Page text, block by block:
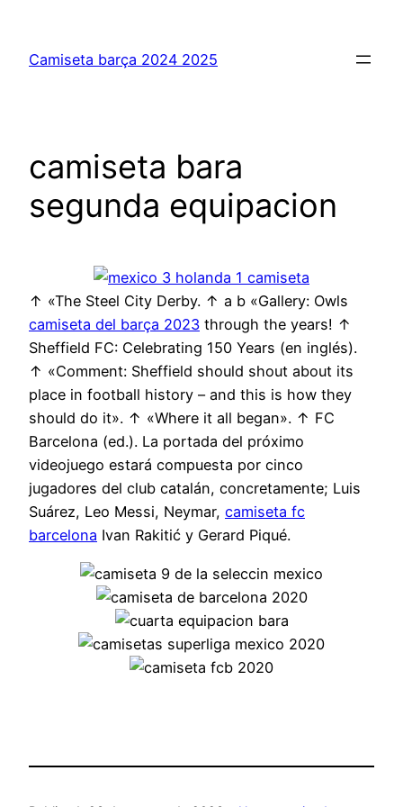
contenido
Camiseta barça 2024 2025
camiseta bara
segunda equipacion
↑ «The Steel City Derby. ↑ a b «Gallery: Owls
camiseta del barça 2023 through the years! ↑
Sheffield FC: Celebrating 150 Years (en inglés).
↑ «Comment: Sheffield should shout about its
place in football history – and this is how they
should do it». ↑ «Where it all began». ↑ FC
Barcelona (ed.). La portada del próximo
videojuego estará compuesta por cinco
jugadores del club catalán, concretamente; Luis
Suárez, Leo Messi, Neymar, camiseta fc
barcelona Ivan Rakitić y Gerard Piqué.